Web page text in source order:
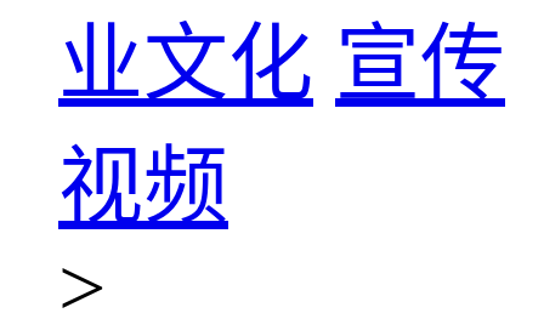
业文化 宣传
视频
>